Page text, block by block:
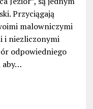
Przyciągają
malowniczymi
i niezliczonymi
odpowiedniego
aby…